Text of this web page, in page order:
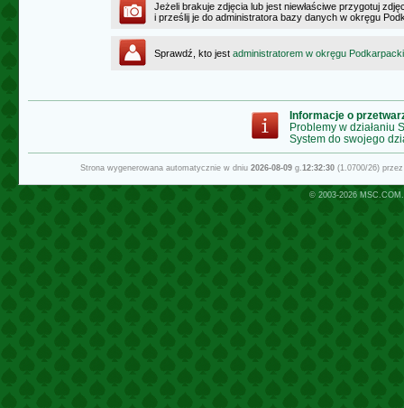
Jeżeli brakuje zdjęcia lub jest niewłaściwe przygotuj
i prześlij je do administratora bazy danych w okręgu
Sprawdź, kto jest administratorem w okręgu
Informacje o
Problemy w działaniu
System do swojego
Strona wygenerowana automatycznie w dniu 2026-08-09g.12:32:30(1.0700/26)
© 2003-2026